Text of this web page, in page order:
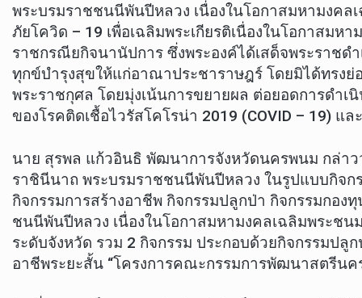
พระบรมราชชนนีพันปีหลวง เนื่องในโอกาสมหามงค
ภัยโควิด – 19 เพื่อเฉลิมพระเกียรติเนื่องในโอกาสม
ราชกรณียกิจนานัปการ ซึ่งพระองค์ได้เสด็จพระราช
ทุกข์บำรุงสุขให้แก่อาณาประชาราษฎร์ โดยมิได้ทรงย่
พระราชกุศล โดยมุ่งเน้นการขยายผล ต่อยอดการดำ
ของโรคติดเชื้อไวรัสโคโรน่า 2019 (COVID – 19) แ
นาย สุรพล แก้วอินธิ พัฒนาการจังหวัดนครพนม กล่าว
ราชินีนาถ พระบรมราชชนนีพันปีหลวง ในรูปแบบกิจก
กิจกรรมการสร้างอาชีพ กิจกรรมปลูกป่า กิจกรรมกอ
ชนนีพันปีหลวง เนื่องในโอกาสมหามงคลเฉลิมพระช
ระดับจังหวัด รวม 2 กิจกรรม ประกอบด้วยกิจกรรมป
อาชีพระยะสั้น “โครงการคณะกรรมการพัฒนาสตรี